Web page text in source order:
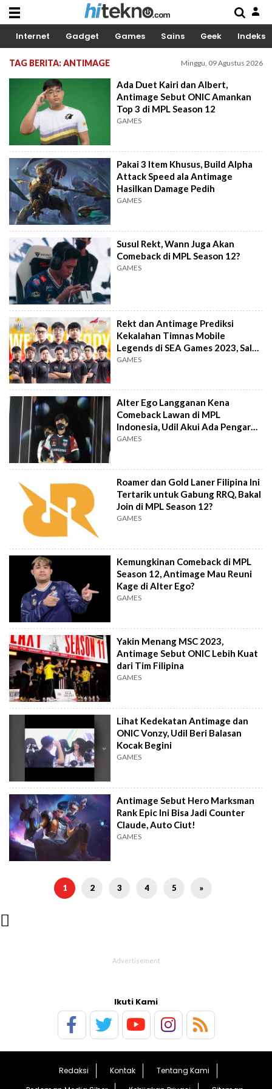
Internet Gadget Games Sains Geek Indeks
TAG BERITA: ANTIMAGE Minggu, 09 Agustus 2026
Ada Duet Kairi dan Albert,
Antimage Sebut ONIC Amankan
Top 3 di MPL Season 12
GAMES
Pakai 3 Item Khusus, Build Alpha
Attack Speed ala Antimage
Hasilkan Damage Pedih
GAMES
Susul Rekt, Wann Juga Akan
Comeback di MPL Season 12?
GAMES
Rekt dan Antimage Prediksi
Kekalahan Timnas Mobile
Legends di SEA Games 2023, Salah
Komunikasi dan Draft?
GAMES
Alter Ego Langganan Kena
Comeback Lawan di MPL
Indonesia, Udil Akui Ada Pengaruh
Faktor X
GAMES
Roamer dan Gold Laner Filipina Ini
Tertarik untuk Gabung RRQ, Bakal
Join di MPL Season 12?
GAMES
Kemungkinan Comeback di MPL
Season 12, Antimage Mau Reuni
Kage di Alter Ego?
GAMES
Yakin Menang MSC 2023,
Antimage Sebut ONIC Lebih Kuat
dari Tim Filipina
GAMES
Lihat Kedekatan Antimage dan
ONIC Vonzy, Udil Beri Balasan
Kocak Begini
GAMES
Antimage Sebut Hero Marksman
Rank Epic Ini Bisa Jadi Counter
Claude, Auto Ciut!
GAMES
1 2 3 4 5 »

Ikuti Kami
Redaksi Kontak
Tentang Kami